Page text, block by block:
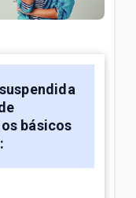
a prepago? |
básicos